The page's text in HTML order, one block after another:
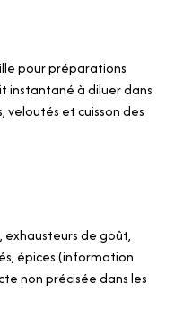
pour préparations
instantané à diluer dans
veloutés et cuisson des
exhausteurs de goût,
épices (information
non précisée dans les